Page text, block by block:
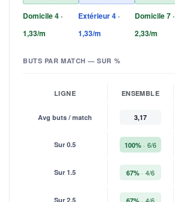
Domicile 4 ·
1,33/m
Extérieur 4 ·
1,33/m
Domicile 7 ·
2,33/m
BUTS PAR MATCH — SUR %
LIGNE ENSEMBLE
Avg buts / match 3,17
Sur 0.5 100% 6/6
Sur 1.5 67% 4/6
Sur 2.5 4/6